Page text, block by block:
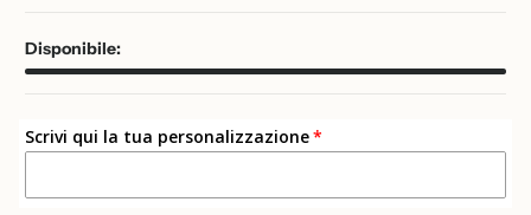
Disponibile:
Scrivi qui la tua personalizzazione